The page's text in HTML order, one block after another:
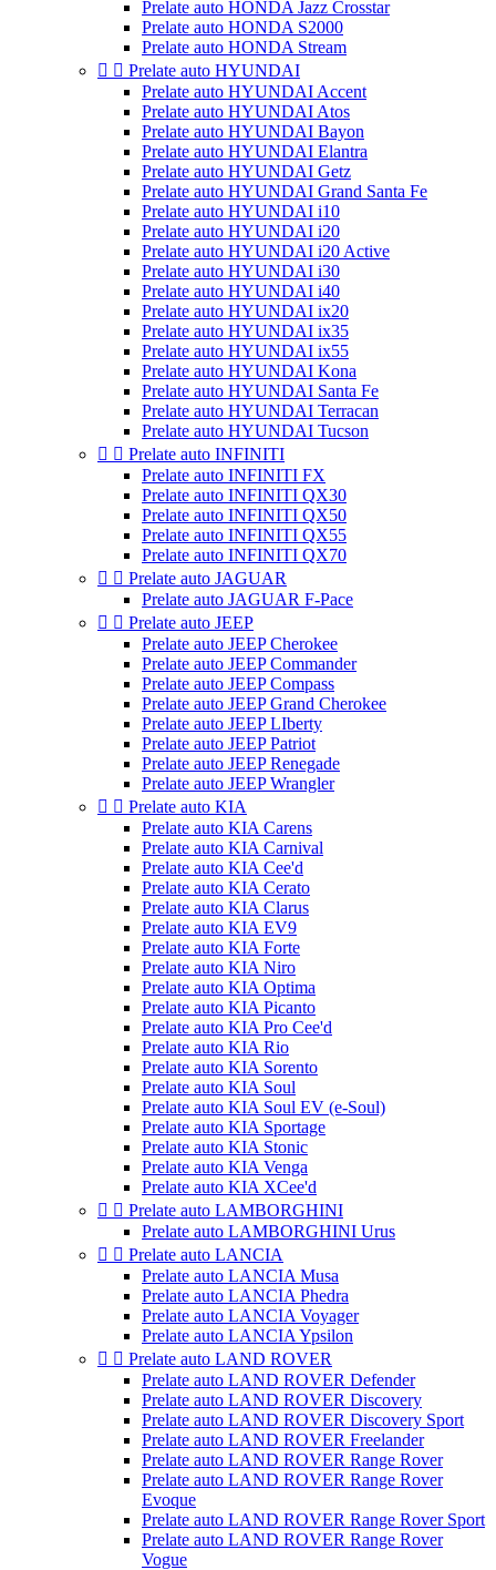
Prelate auto HONDA Jazz Crosstar
Prelate auto HONDA S2000
Prelate auto HONDA Stream
  Prelate auto HYUNDAI
Prelate auto HYUNDAI Accent
Prelate auto HYUNDAI Atos
Prelate auto HYUNDAI Bayon
Prelate auto HYUNDAI Elantra
Prelate auto HYUNDAI Getz
Prelate auto HYUNDAI Grand Santa Fe
Prelate auto HYUNDAI i10
Prelate auto HYUNDAI i20
Prelate auto HYUNDAI i20 Active
Prelate auto HYUNDAI i30
Prelate auto HYUNDAI i40
Prelate auto HYUNDAI ix20
Prelate auto HYUNDAI ix35
Prelate auto HYUNDAI ix55
Prelate auto HYUNDAI Kona
Prelate auto HYUNDAI Santa Fe
Prelate auto HYUNDAI Terracan
Prelate auto HYUNDAI Tucson
  Prelate auto INFINITI
Prelate auto INFINITI FX
Prelate auto INFINITI QX30
Prelate auto INFINITI QX50
Prelate auto INFINITI QX55
Prelate auto INFINITI QX70
  Prelate auto JAGUAR
Prelate auto JAGUAR F-Pace
  Prelate auto JEEP
Prelate auto JEEP Cherokee
Prelate auto JEEP Commander
Prelate auto JEEP Compass
Prelate auto JEEP Grand Cherokee
Prelate auto JEEP LIberty
Prelate auto JEEP Patriot
Prelate auto JEEP Renegade
Prelate auto JEEP Wrangler
  Prelate auto KIA
Prelate auto KIA Carens
Prelate auto KIA Carnival
Prelate auto KIA Cee'd
Prelate auto KIA Cerato
Prelate auto KIA Clarus
Prelate auto KIA EV9
Prelate auto KIA Forte
Prelate auto KIA Niro
Prelate auto KIA Optima
Prelate auto KIA Picanto
Prelate auto KIA Pro Cee'd
Prelate auto KIA Rio
Prelate auto KIA Sorento
Prelate auto KIA Soul
Prelate auto KIA Soul EV (e-Soul)
Prelate auto KIA Sportage
Prelate auto KIA Stonic
Prelate auto KIA Venga
Prelate auto KIA XCee'd
  Prelate auto LAMBORGHINI
Prelate auto LAMBORGHINI Urus
  Prelate auto LANCIA
Prelate auto LANCIA Musa
Prelate auto LANCIA Phedra
Prelate auto LANCIA Voyager
Prelate auto LANCIA Ypsilon
  Prelate auto LAND ROVER
Prelate auto LAND ROVER Defender
Prelate auto LAND ROVER Discovery
Prelate auto LAND ROVER Discovery Sport
Prelate auto LAND ROVER Freelander
Prelate auto LAND ROVER Range Rover
Prelate auto LAND ROVER Range Rover
Evoque
Prelate auto LAND ROVER Range Rover Sport
Prelate auto LAND ROVER Range Rover
Vogue